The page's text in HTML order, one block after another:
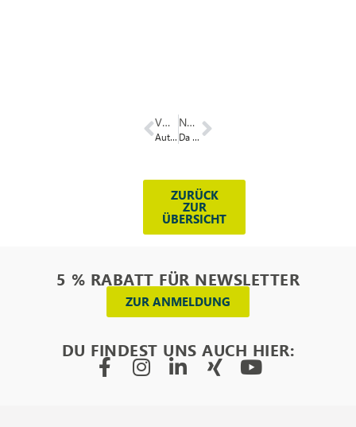
VORIGER
Autoaufkleber fürs „PartySan Metal Open Air“
NÄCHSTER
Da will man doch lieber zweiter sein …
ZURÜCK
ZUR
ÜBERSICHT
5 % RABATT FÜR NEWSLETTER
ZUR ANMELDUNG
DU FINDEST UNS AUCH HIER: